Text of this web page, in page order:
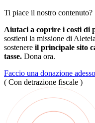
Ti piace il nostro contenuto?
Aiutaci a coprire i costi di
sostieni la missione di
sostenere il principale sito
tasse. Dona ora.
Faccio una donazione adesso
( Con detrazione fiscale )